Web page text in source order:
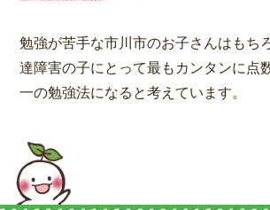
勉強が苦手な市川市のお子さんはもち
達障害の子にとって最もカンタンに点
一の勉強法になると考えています。